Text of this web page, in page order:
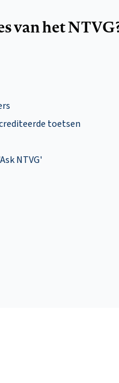
van het
toetsen
NTVG'